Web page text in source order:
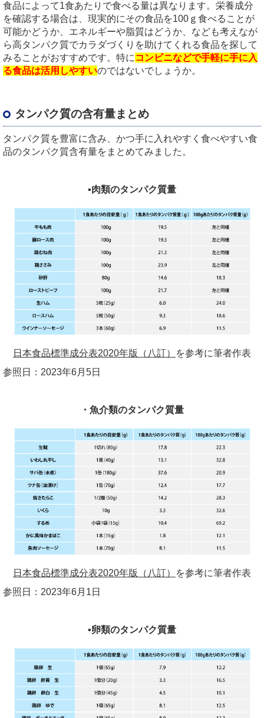
食品によって1食あたりで食べる量は異なります。栄養成分
を確認する場合は、現実的にその食品を100 ｇ食べることが
可能かどうか、エネルギーや脂質はどうか、なども考えなが
ら高タンパク質でカラダづくりを助けてくれる食品を探して
みることがおすすめです。特に コンビニなどで手軽に手に入
る食品は活用しやすいのではないでしょうか。
タンパク質の含有量まとめ
タンパク質を豊富に含み、かつ手に入れやすく食べやすい食
品のタンパク質含有量をまとめてみました。
▪肉類のタンパク質量
日本食品標準成分表2020年版（八訂）
を参考に筆者作表
参照日： 2023年6月 5日
・魚介類のタンパク質量
日本食品標準成分表2020年版（八訂）
を参考に筆者作表
参照日： 2023年6月 1 日
▪卵類のタンパク質量